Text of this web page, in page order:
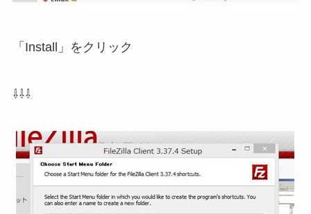
「Install」をクリック
⇩⇩⇩